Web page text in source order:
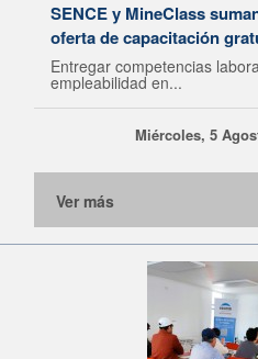
SENCE y MineClass
oferta de capacitación
Entregar competencias
empleabilidad en...
Miércoles, 5
Ver más